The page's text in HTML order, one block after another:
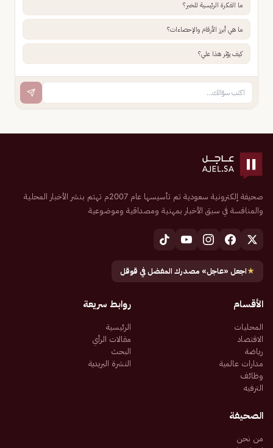
ما الفكرة الرئيسية للخبر؟
ما هي أبرز الأرقام والإحصاءات؟
كيف يؤثر هذا علي؟
صحيفة إلكترونية سعودية تم تأسيسها عام 2007م تهتم بنشر الأخبار المحلية
والمنافسة في سبق الأخبار بمهنية ومصداقية وموضوعية
★اجعل «عاجل» مصدرك المفضل في قوقل
الأقسام
المحليات
الاقتصاد
رياضة
مدارات عالمية
وظائف
الترفيه
روابط سريعة
الرئيسية
مقالات الرأي
البحث
النشرة البريدية
الصحيفة
من نحن